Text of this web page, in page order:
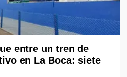
entre un tren de
en La Boca: siete